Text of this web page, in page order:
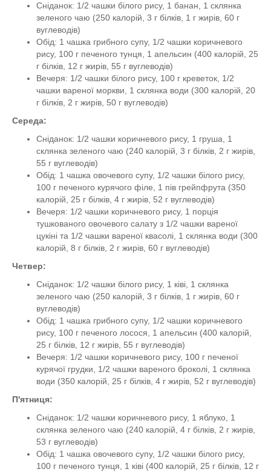
Сніданок: 1/2 чашки білого рису, 1 банан, 1 склянка
зеленого чаю (250 калорій, 3 г білків, 1 г жирів, 60 г
вуглеводів)
Обід: 1 чашка грибного супу, 1/2 чашки коричневого
рису, 100 г печеного тунця, 1 апельсин (400 калорій, 25
г білків, 12 г жирів, 55 г вуглеводів)
Вечеря: 1/2 чашки білого рису, 100 г креветок, 1/2
чашки вареної моркви, 1 склянка води (300 калорій, 20
г білків, 2 г жирів, 50 г вуглеводів)
Середа:
Сніданок: 1/2 чашки коричневого рису, 1 груша, 1
склянка зеленого чаю (240 калорій, 3 г білків, 2 г жирів,
55 г вуглеводів)
Обід: 1 чашка овочевого супу, 1/2 чашки білого рису,
100 г печеного курячого філе, 1 пів грейпфрута (350
калорій, 25 г білків, 4 г жирів, 52 г вуглеводів)
Вечеря: 1/2 чашки коричневого рису, 1 порція
тушкованого овочевого салату з 1/2 чашки вареної
цукіні та 1/2 чашки вареної квасолі, 1 склянка води (300
калорій, 8 г білків, 2 г жирів, 60 г вуглеводів)
Четвер:
Сніданок: 1/2 чашки білого рису, 1 ківі, 1 склянка
зеленого чаю (250 калорій, 3 г білків, 1 г жирів, 60 г
вуглеводів)
Обід: 1 чашка грибного супу, 1/2 чашки коричневого
рису, 100 г печеного лосося, 1 апельсин (400 калорій,
25 г білків, 12 г жирів, 55 г вуглеводів)
Вечеря: 1/2 чашки коричневого рису, 100 г печеної
курячої грудки, 1/2 чашки вареного броколі, 1 склянка
води (350 калорій, 25 г білків, 4 г жирів, 52 г вуглеводів)
П'ятниця:
Сніданок: 1/2 чашки коричневого рису, 1 яблуко, 1
склянка зеленого чаю (240 калорій, 4 г білків, 2 г жирів,
53 г вуглеводів)
Обід: 1 чашка овочевого супу, 1/2 чашки білого рису,
100 г печеного тунця, 1 ківі (400 калорій, 25 г білків, 12 г